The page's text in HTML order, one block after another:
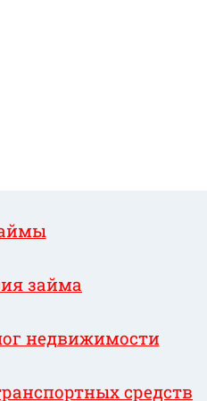
займа
недвижимости
средств